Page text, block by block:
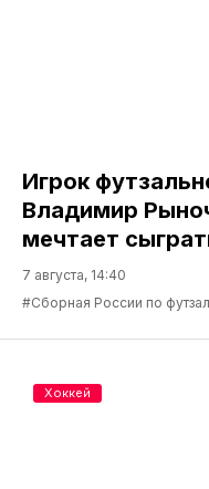
Игрок
Владимир
мечтает
7 августа, 14:40
#Сборная России по
Хоккей